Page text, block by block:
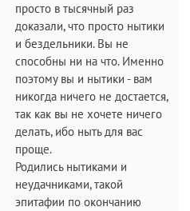
просто в тысячный раз
доказали, что просто нытики
и бездельники. Вы не
способны ни на что. Именно
поэтому вы и нытики - вам
никогда ничего не достается,
так как вы не хочете ничего
делать, ибо ныть для вас
проще.
Родились нытиками и
неудачниками, такой
эпитафии по окончанию